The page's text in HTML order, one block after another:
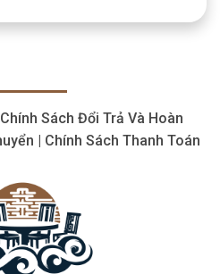
Lớn
giá
hợp
lý,
Sách Đổi Trả Và Hoàn
| Chính Sách Thanh Toán